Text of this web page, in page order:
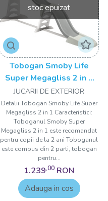
stoc epuizat
Tobogan Smoby Life
Super Megagliss 2 in 1
verde
JUCARII DE EXTERIOR
Detalii Tobogan Smoby Life Super
Megagliss 2 in 1 Caracteristici:
Toboganul Smoby Super
Megagliss 2 in 1 este recomandat
pentru copii de la 2 ani Toboganul
este compus din 2 parti, tobogan
pentru...
1.239,00 RON
Adauga in cos